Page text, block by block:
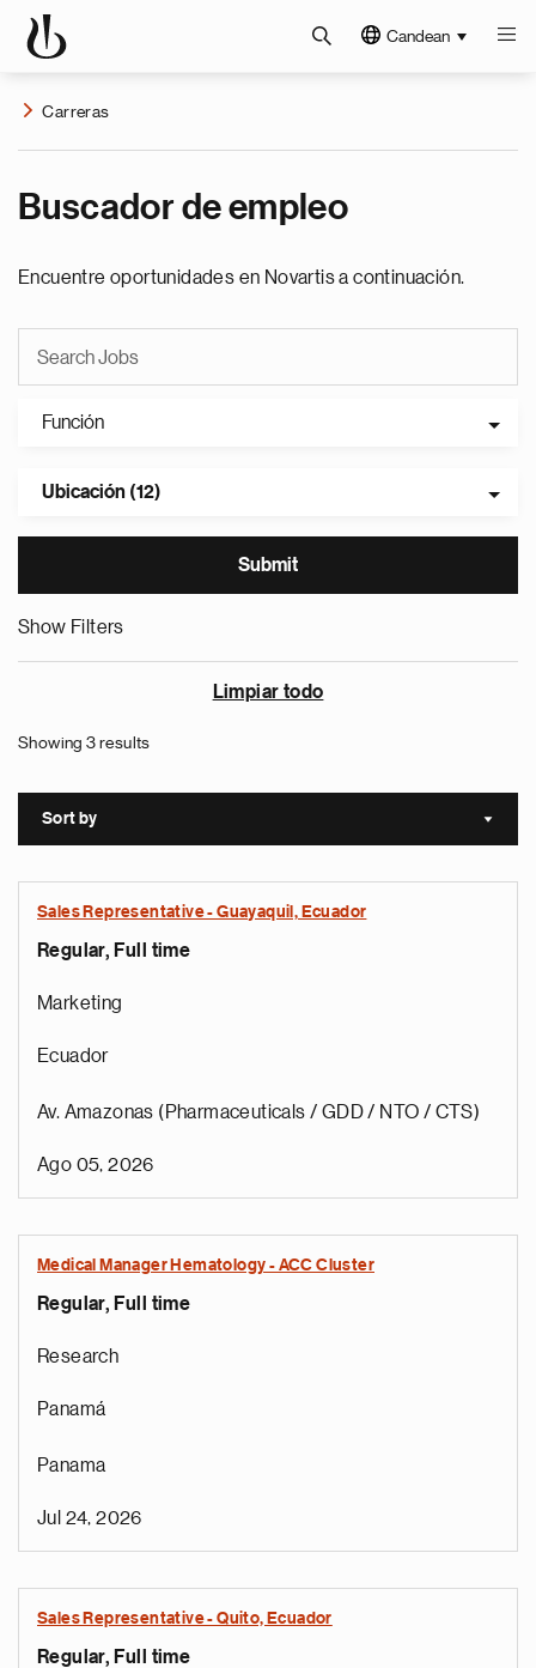
Candean
Carreras
Buscador de empleo
Encuentre oportunidades en Novartis a continuación.
Función
Ubicación (12)
Show Filters
Limpiar todo
Showing 3 results
Sort by Sort
Sales Representative - Guayaquil, Ecuador
Regular, Full time
Marketing
Ecuador
Av. Amazonas (Pharmaceuticals / GDD / NTO / CTS)
Ago 05, 2026
Medical Manager Hematology - ACC Cluster
Regular, Full time
Research
Panamá
Panama
Jul 24, 2026
Sales Representative - Quito, Ecuador
Regular, Full time